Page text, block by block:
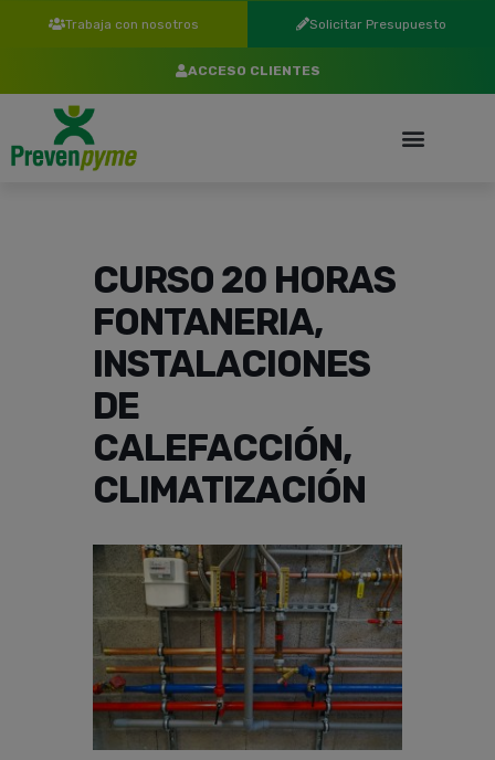
Trabaja con nosotros Solicitar Presupuesto
ACCESO CLIENTES
CURSO 20 HORAS
FONTANERIA,
INSTALACIONES
DE
CALEFACCIÓN,
CLIMATIZACIÓN